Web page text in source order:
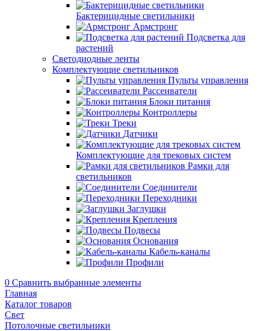
Бактерицидные светильники
Армстронг
Подсветка для
растений
Светодиодные ленты
Комплектующие светильников
Пульты управления
Рассеиватели
Блоки питания
Контроллеры
Треки
Датчики
Комплектующие для трековых систем
Рамки для
светильников
Соединители
Переходники
Заглушки
Крепления
Подвесы
Основания
Кабель-каналы
Профили
0 Сравнить выбранные элементы
Главная
Каталог товаров
Свет
Потолочные светильники